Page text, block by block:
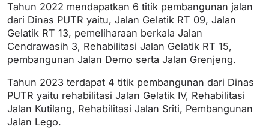
Tahun 2022 mendapatkan 6 titik pembangunan jalan
dari Dinas PUTR yaitu, Jalan Gelatik RT 09, Jalan
Gelatik RT 13, pemeliharaan berkala Jalan
Cendrawasih 3, Rehabilitasi Jalan Gelatik RT 15,
pembangunan Jalan Demo serta Jalan Grenjeng.
Tahun 2023 terdapat 4 titik pembangunan dari Dinas
PUTR yaitu rehabilitasi Jalan Gelatik IV, Rehabilitasi
Jalan Kutilang, Rehabilitasi Jalan Sriti, Pembangunan
Jalan Lego.